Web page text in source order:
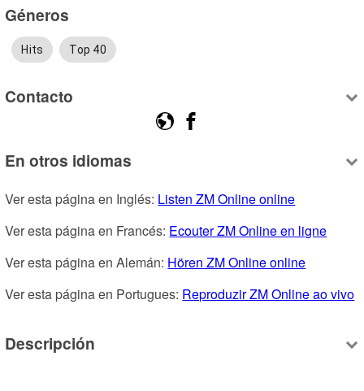
Géneros
Hits Top 40
Contacto
En otros idiomas
Ver esta página en Inglés: Listen ZM Online online
Ver esta página en Francés: Ecouter ZM Online en ligne
Ver esta página en Alemán: Hören ZM Online online
Ver esta página en Portugues: Reproduzir ZM Online ao vivo
Descripción